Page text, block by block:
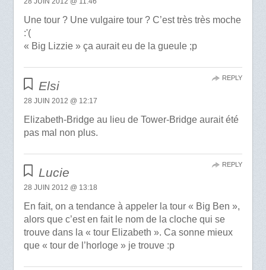
Une tour ? Une vulgaire tour ? C’est très très moche
:'(
« Big Lizzie » ça aurait eu de la gueule ;p
Elsi
28 JUIN 2012 @ 12:17
Elizabeth-Bridge au lieu de Tower-Bridge aurait été
pas mal non plus.
REPLY
Lucie
28 JUIN 2012 @ 13:18
En fait, on a tendance à appeler la tour « Big Ben »,
alors que c’est en fait le nom de la cloche qui se
trouve dans la « tour Elizabeth ». Ca sonne mieux
que « tour de l’horloge » je trouve :p
REPLY